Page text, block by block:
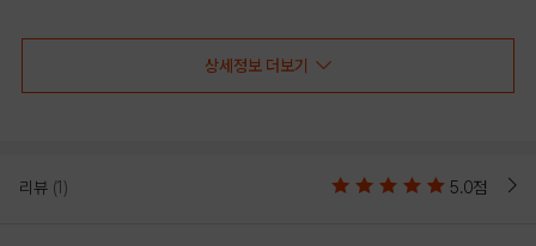
상세정보 더보기
리뷰 (1) 5.0점